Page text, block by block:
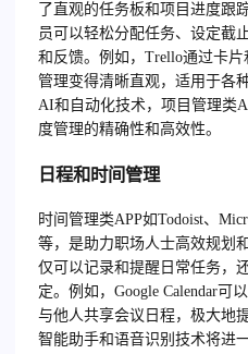
了直观的任务板和项目进度跟
员可以轻松分配任务、设定截
和反馈。例如，Trello通过卡
管理变得清晰直观，适用于各
AI和自动化技术，项目管理类
度管理的精确性和高效性。
日程和时间管理
时间管理类APP如Todoist、
等，是助力职场人士高效规划
仅可以记录和提醒日常任务，
定。例如，Google Calendar可
与他人共享会议日程，极大地
智能助手和语音识别技术将进